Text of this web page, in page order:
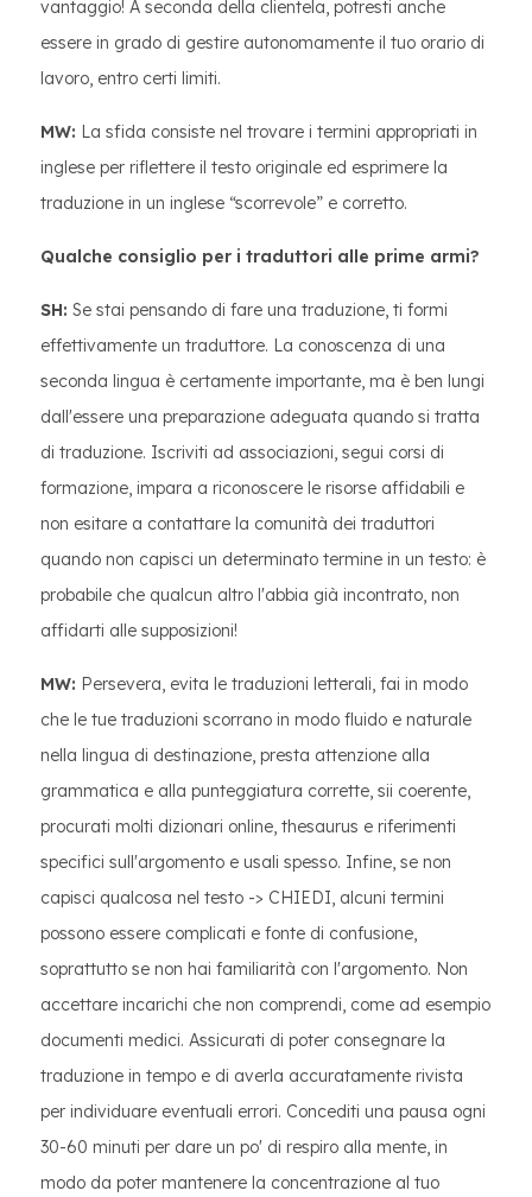
vantaggio! A seconda della clientela, potresti anche
essere in grado di gestire autonomamente il tuo orario di
lavoro, entro certi limiti.
MW: La sfida consiste nel trovare i termini appropriati in
inglese per riflettere il testo originale ed esprimere la
traduzione in un inglese “scorrevole” e corretto.
Qualche consiglio per i traduttori alle prime armi?
SH: Se stai pensando di fare una traduzione, ti formi
effettivamente un traduttore. La conoscenza di una
seconda lingua è certamente importante, ma è ben lungi
dall'essere una preparazione adeguata quando si tratta
di traduzione. Iscriviti ad associazioni, segui corsi di
formazione, impara a riconoscere le risorse affidabili e
non esitare a contattare la comunità dei traduttori
quando non capisci un determinato termine in un testo: è
probabile che qualcun altro l'abbia già incontrato, non
affidarti alle supposizioni!
MW: Persevera, evita le traduzioni letterali, fai in modo
che le tue traduzioni scorrano in modo fluido e naturale
nella lingua di destinazione, presta attenzione alla
grammatica e alla punteggiatura corrette, sii coerente,
procurati molti dizionari online, thesaurus e riferimenti
specifici sull'argomento e usali spesso. Infine, se non
capisci qualcosa nel testo -> CHIEDI, alcuni termini
possono essere complicati e fonte di confusione,
soprattutto se non hai familiarità con l'argomento. Non
accettare incarichi che non comprendi, come ad esempio
documenti medici. Assicurati di poter consegnare la
traduzione in tempo e di averla accuratamente rivista
per individuare eventuali errori. Concediti una pausa ogni
30-60 minuti per dare un po' di respiro alla mente, in
modo da poter mantenere la concentrazione al tuo